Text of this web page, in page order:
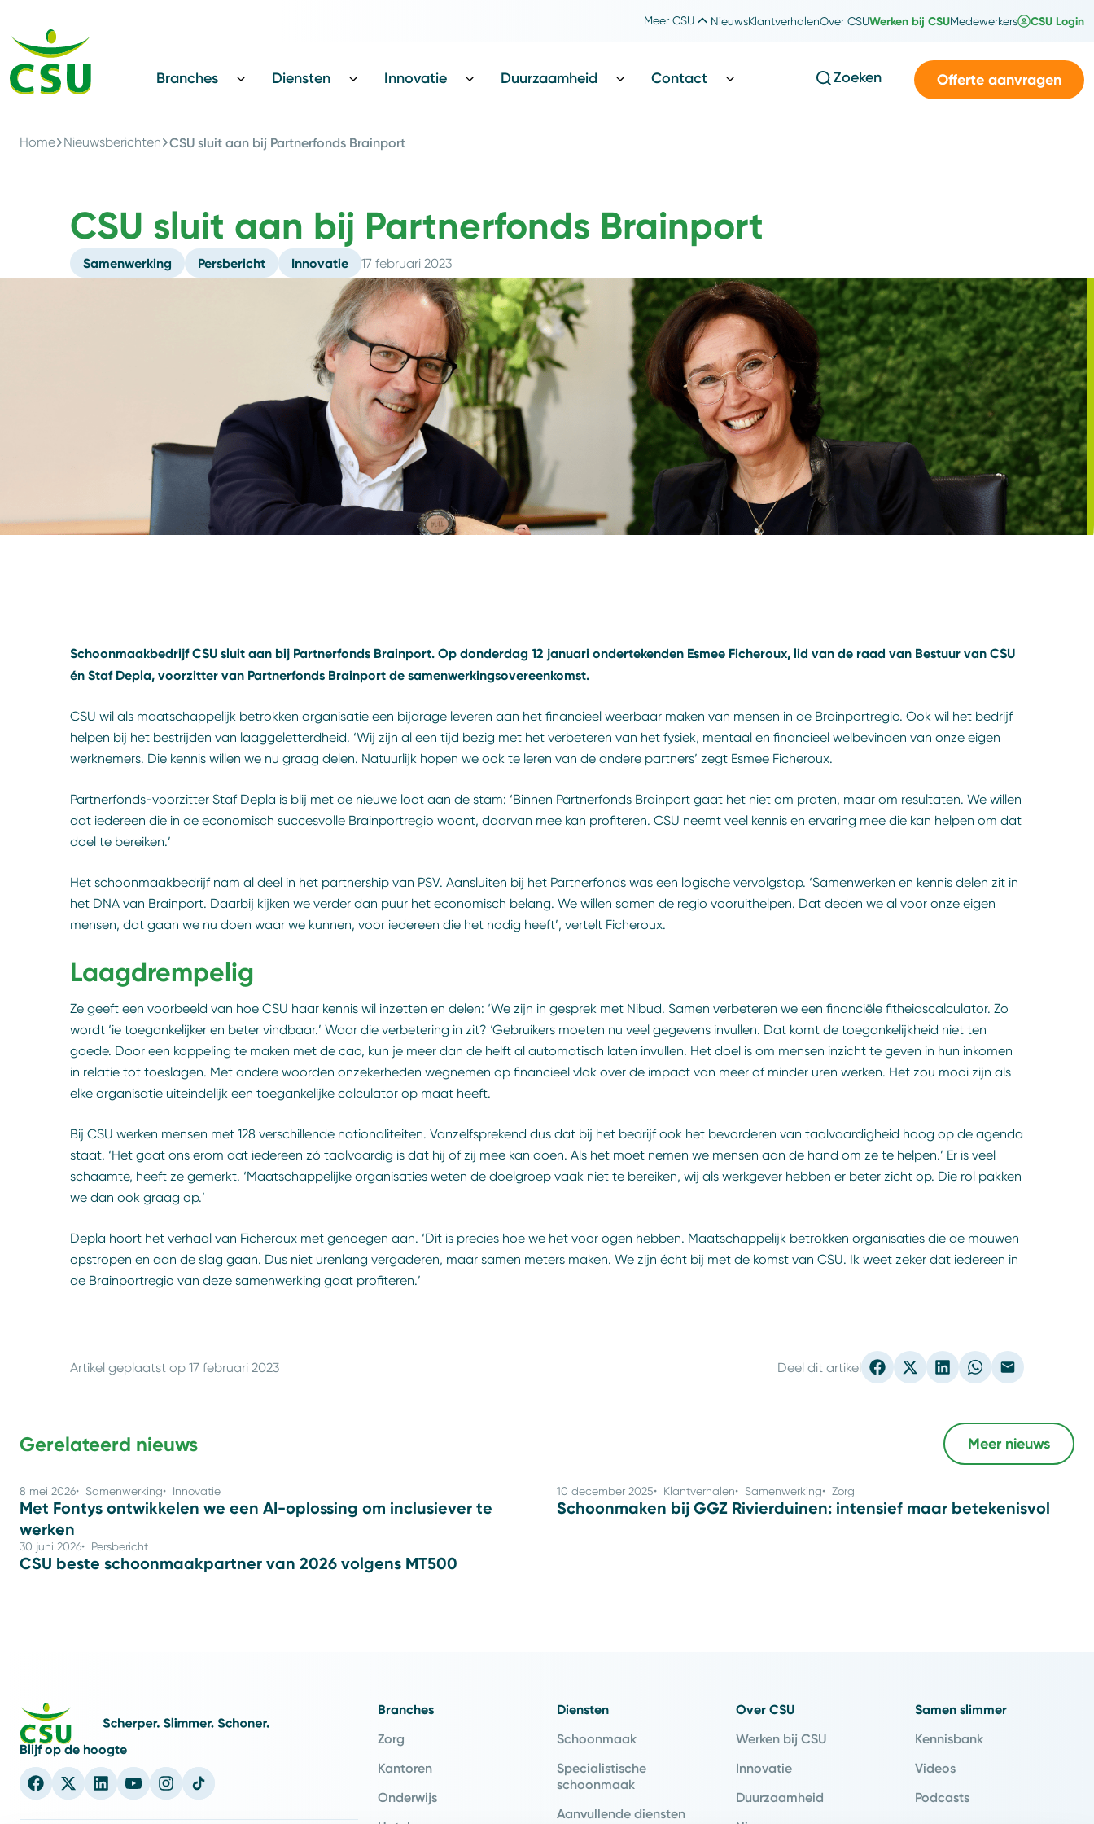
Meer CSU NieuwsKlantverhalenOver CSUWerken bij CSUMedewerkers CSU Login
Branches Diensten Innovatie Duurzaamheid Contact Zoeken Offerte aanvragen
Home Nieuwsberichten CSU sluit aan bij Partnerfonds Brainport
CSU sluit aan bij Partnerfonds Brainport
Samenwerking Persbericht Innovatie 17 februari 2023
Schoonmaakbedrijf CSU sluit aan bij Partnerfonds Brainport. Op donderdag 12 januari ondertekenden Esmee Ficheroux, lid van de raad van Bestuur van CSU
én Staf Depla, voorzitter van Partnerfonds Brainport de samenwerkingsovereenkomst.
CSU wil als maatschappelijk betrokken organisatie een bijdrage leveren aan het financieel weerbaar maken van mensen in de Brainportregio. Ook wil het bedrijf
helpen bij het bestrijden van laaggeletterdheid. ‘Wij zijn al een tijd bezig met het verbeteren van het fysiek, mentaal en financieel welbevinden van onze eigen
werknemers. Die kennis willen we nu graag delen. Natuurlijk hopen we ook te leren van de andere partners’ zegt Esmee Ficheroux.
Partnerfonds-voorzitter Staf Depla is blij met de nieuwe loot aan de stam: ‘Binnen Partnerfonds Brainport gaat het niet om praten, maar om resultaten. We willen
dat iedereen die in de economisch succesvolle Brainportregio woont, daarvan mee kan profiteren. CSU neemt veel kennis en ervaring mee die kan helpen om dat
doel te bereiken.’
Het schoonmaakbedrijf nam al deel in het partnership van PSV. Aansluiten bij het Partnerfonds was een logische vervolgstap. ‘Samenwerken en kennis delen zit in
het DNA van Brainport. Daarbij kijken we verder dan puur het economisch belang. We willen samen de regio vooruithelpen. Dat deden we al voor onze eigen
mensen, dat gaan we nu doen waar we kunnen, voor iedereen die het nodig heeft’, vertelt Ficheroux.
Laagdrempelig
Ze geeft een voorbeeld van hoe CSU haar kennis wil inzetten en delen: ‘We zijn in gesprek met Nibud. Samen verbeteren we een financiële fitheidscalculator. Zo
wordt ‘ie toegankelijker en beter vindbaar.’ Waar die verbetering in zit? ‘Gebruikers moeten nu veel gegevens invullen. Dat komt de toegankelijkheid niet ten
goede. Door een koppeling te maken met de cao, kun je meer dan de helft al automatisch laten invullen. Het doel is om mensen inzicht te geven in hun inkomen
in relatie tot toeslagen. Met andere woorden onzekerheden wegnemen op financieel vlak over de impact van meer of minder uren werken. Het zou mooi zijn als
elke organisatie uiteindelijk een toegankelijke calculator op maat heeft.
Bij CSU werken mensen met 128 verschillende nationaliteiten. Vanzelfsprekend dus dat bij het bedrijf ook het bevorderen van taalvaardigheid hoog op de agenda
staat. ‘Het gaat ons erom dat iedereen zó taalvaardig is dat hij of zij mee kan doen. Als het moet nemen we mensen aan de hand om ze te helpen.’ Er is veel
schaamte, heeft ze gemerkt. ‘Maatschappelijke organisaties weten de doelgroep vaak niet te bereiken, wij als werkgever hebben er beter zicht op. Die rol pakken
we dan ook graag op.’
Depla hoort het verhaal van Ficheroux met genoegen aan. ‘Dit is precies hoe we het voor ogen hebben. Maatschappelijk betrokken organisaties die de mouwen
opstropen en aan de slag gaan. Dus niet urenlang vergaderen, maar samen meters maken. We zijn écht bij met de komst van CSU. Ik weet zeker dat iedereen in
de Brainportregio van deze samenwerking gaat profiteren.’
Artikel geplaatst op 17 februari 2023 Deel dit artikel
Gerelateerd nieuws Meer nieuws
8 mei 2026 Samenwerking Innovatie
Met Fontys ontwikkelen we een AI-oplossing om inclusiever te
werken
10 december 2025 Klantverhalen Samenwerking Zorg
Schoonmaken bij GGZ Rivierduinen: intensief maar betekenisvol
30 juni 2026 Persbericht
CSU beste schoonmaakpartner van 2026 volgens MT500
Blijf op de hoogte
Branches
Zorg
Kantoren
Onderwijs
Diensten
Schoonmaak
Specialistische
schoonmaak
Aanvullende diensten
Over CSU
Werken bij CSU
Innovatie
Duurzaamheid
Samen slimmer
Kennisbank
Videos
Podcasts